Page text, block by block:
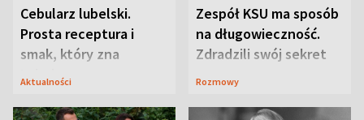
Cebularz lubelski.
Prosta receptura i
smak, który zna
Lubelszczyzna
Aktualności
Zespół KSU ma sposób
na długowieczność.
Zdradzili swój sekret
Rozmowy